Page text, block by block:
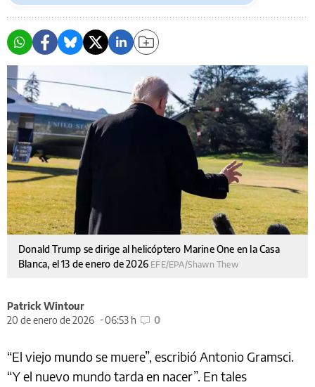
Donald Trump se dirige al helicóptero Marine One en la Casa
Blanca, el 13 de enero de 2026 EFE/EPA/Shawn Thew
Patrick Wintour
20 de enero de 2026
06:53 h 0
“El viejo mundo se muere”, escribió Antonio Gramsci.
“Y el nuevo mundo tarda en nacer”. En tales